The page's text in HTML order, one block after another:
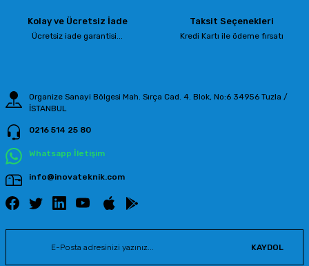
Ürün fiyatı diğer sitelerden daha pahalı.
Kolay ve Ücretsiz İade
Ücretsiz iade garantisi...
Taksit Seçenekleri
Kredi Kartı ile ödeme fırsatı
Organize Sanayi Bölgesi Mah. Sırça Cad. 4. Blok, No:6 34956 Tuzla /
İSTANBUL
0216 514 25 80
Whatsapp İletişim
info@inovateknik.com
KAYDOL